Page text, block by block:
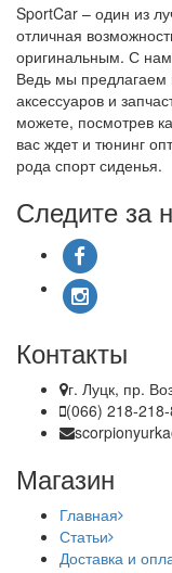
SportCar – один из
отличная
оригинальным. С
Ведь мы предлагаем
аксессуаров и
можете, посмотрев
вас ждет и тюнинг
рода спорт сиденья.
Следите за
Контакты
г. Луцк, пр.
(066) 218-
Магазин
Главная
Статьи
Доставка и